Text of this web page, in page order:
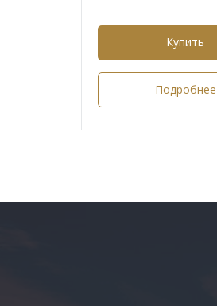
Купить
Подробнее